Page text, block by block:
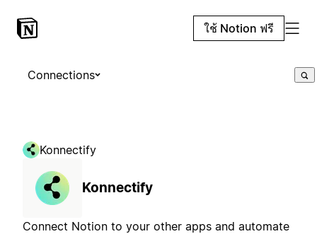
ใช้ Notion ฟรี
Connections
Konnectify
Konnectify
Connect Notion to your other apps and automate